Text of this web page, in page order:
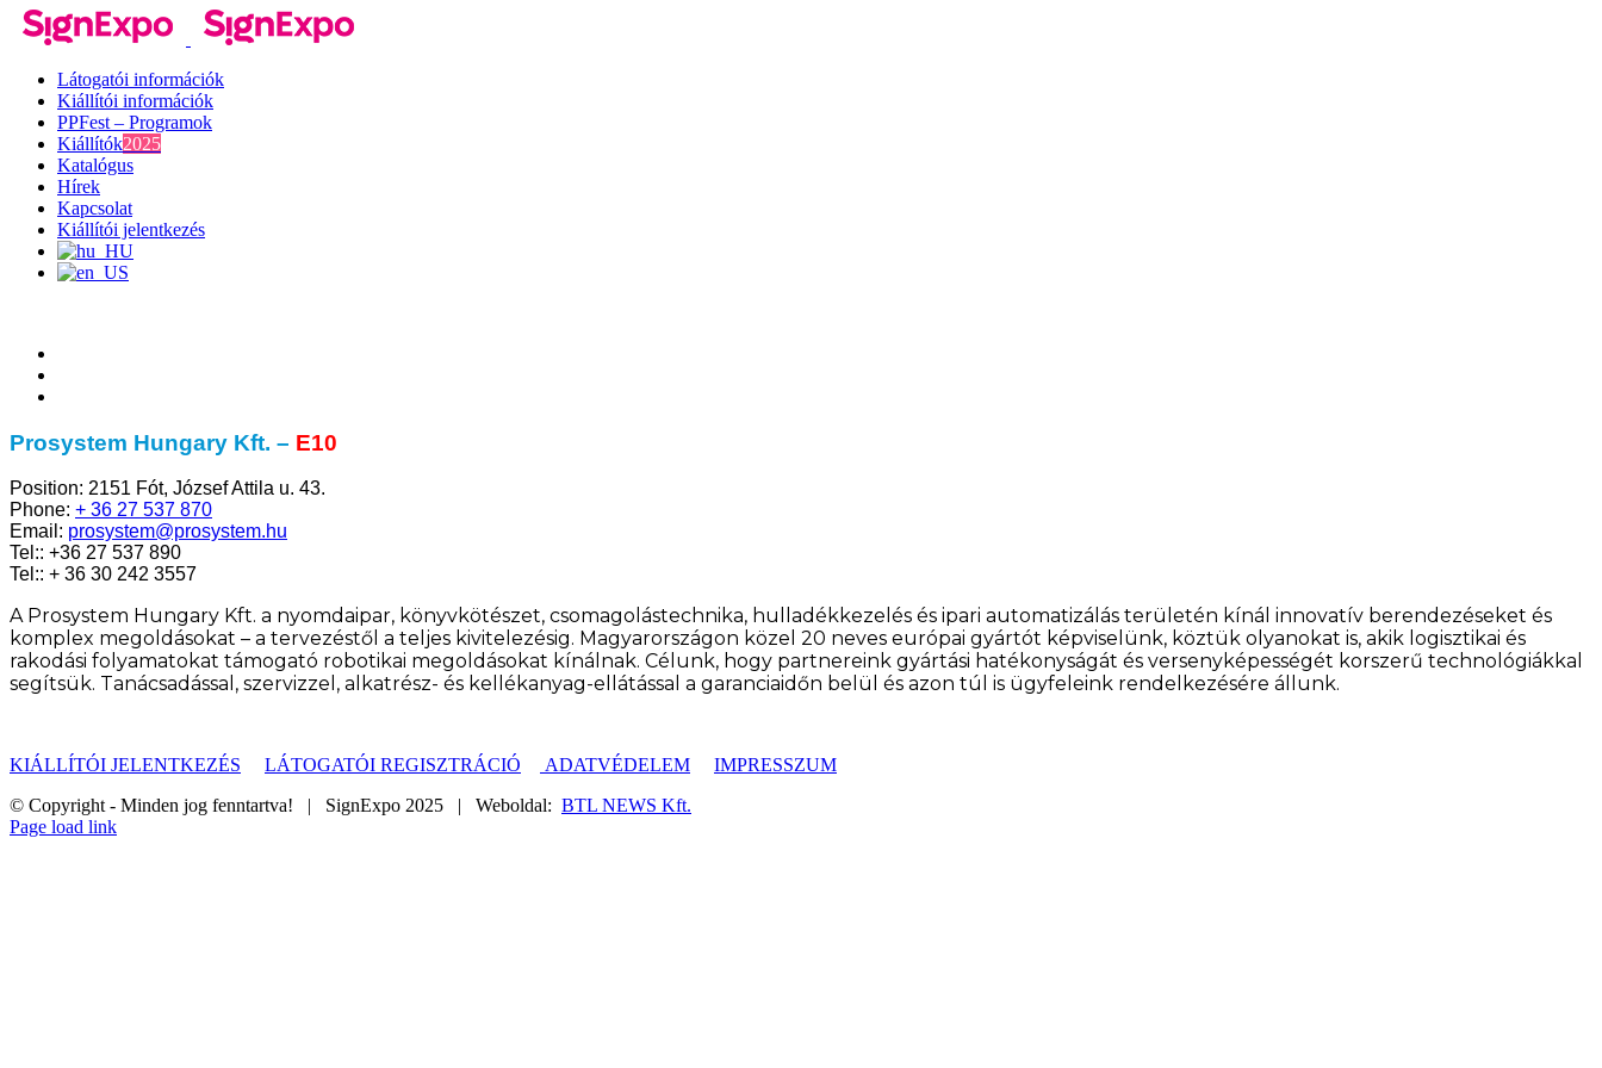
Kihagyás
Látogatói információk
Kiállítói információk
PPFest – Programok
Kiállítók2025
Katalógus
Hírek
Kapcsolat
Kiállítói jelentkezés
Prosystem Hungary Kft. – E10
Position: 2151 Fót, József Attila u. 43.
Phone: + 36 27 537 870
Email: prosystem@prosystem.hu
Tel:: +36 27 537 890
Tel:: + 36 30 242 3557
A Prosystem Hungary Kft. a nyomdaipar, könyvkötészet, csomagolástechnika, hulladékkezelés és ipari automatizálás területén kínál innovatív berendezéseket és
komplex megoldásokat – a tervezéstől a teljes kivitelezésig. Magyarországon közel 20 neves európai gyártót képviselünk, köztük olyanokat is, akik logisztikai és
rakodási folyamatokat támogató robotikai megoldásokat kínálnak. Célunk, hogy partnereink gyártási hatékonyságát és versenyképességét korszerű technológiákkal
segítsük. Tanácsadással, szervizzel, alkatrész- és kellékanyag-ellátással a garanciaidőn belül és azon túl is ügyfeleink rendelkezésére állunk.
KIÁLLÍTÓI JELENTKEZÉS LÁTOGATÓI REGISZTRÁCIÓ ADATVÉDELEM
IMPRESSZUM
© Copyright - Minden jog fenntartva! | SignExpo 2025 | Weboldal: BTL NEWS Kft.
Page load link